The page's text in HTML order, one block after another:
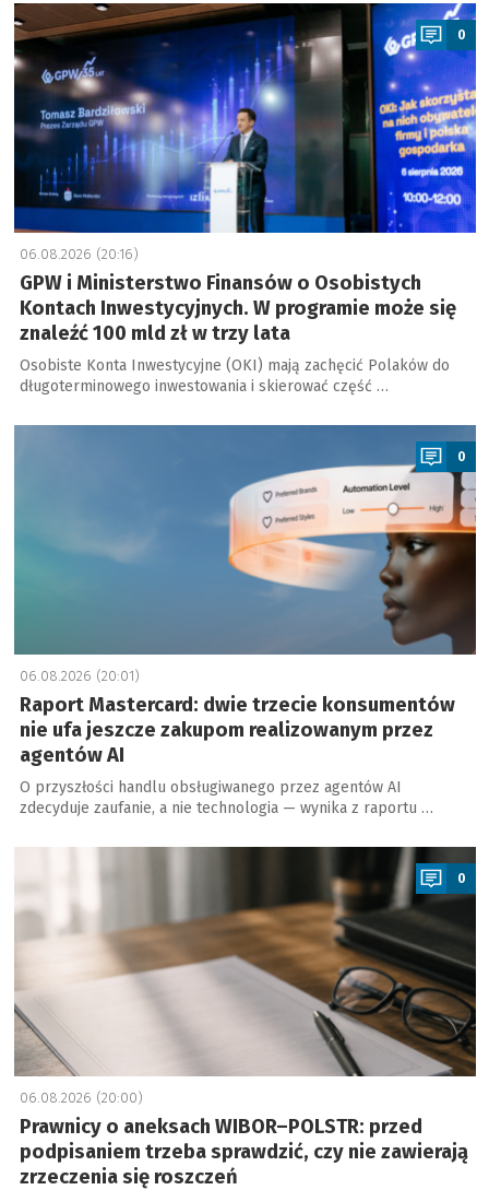
0
06.08.2026 (20:16)
GPW i Ministerstwo Finansów o Osobistych
Kontach Inwestycyjnych. W programie może się
znaleźć 100 mld zł w trzy lata
Osobiste Konta Inwestycyjne (OKI) mają zachęcić Polaków do
długoterminowego inwestowania i skierować część …
a
0
06.08.2026 (20:01)
Raport Mastercard: dwie trzecie konsumentów
nie ufa jeszcze zakupom realizowanym przez
agentów AI
O przyszłości handlu obsługiwanego przez agentów AI
zdecyduje zaufanie, a nie technologia — wynika z raportu …
a
0
06.08.2026 (20:00)
Prawnicy o aneksach WIBOR–POLSTR: przed
podpisaniem trzeba sprawdzić, czy nie zawierają
zrzeczenia się roszczeń